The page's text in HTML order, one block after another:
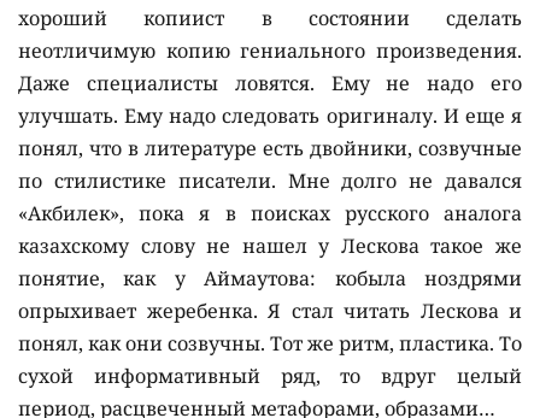
хороший копиист в состоянии сделать
неотличимую копию гениального произведения.
Даже специалисты ловятся. Ему не надо его
улучшать. Ему надо следовать оригиналу. И еще я
понял, что в литературе есть двойники, созвучные
по стилистике писатели. Мне долго не давался
«Акбилек», пока я в поисках русского аналога
казахскому слову не нашел у Лескова такое же
понятие, как у Аймаутова: кобыла ноздрями
опрыхивает жеребенка. Я стал читать Лескова и
понял, как они созвучны. Тот же ритм, пластика. То
сухой информативный ряд, то вдруг целый
период, расцвеченный метафорами, образами…